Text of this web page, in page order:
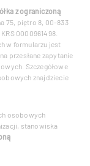
z ograniczoną
75, piętro 8, 00-833
0000961498.
w formularzu jest
przesłane zapytanie
Szczegółowe
znajdziecie
osobowych
stanowiska